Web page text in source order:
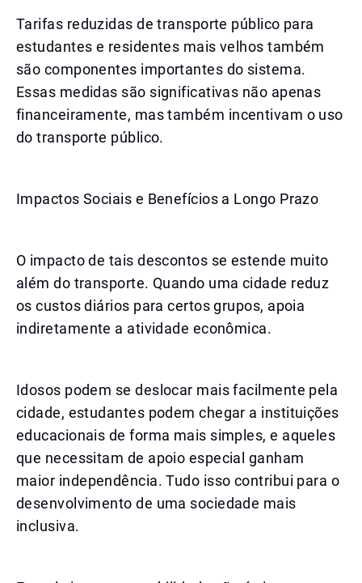
Tarifas reduzidas de transporte público para
estudantes e residentes mais velhos também
são componentes importantes do sistema.
Essas medidas são significativas não apenas
financeiramente, mas também incentivam o uso
do transporte público.
Impactos Sociais e Benefícios a Longo Prazo
O impacto de tais descontos se estende muito
além do transporte. Quando uma cidade reduz
os custos diários para certos grupos, apoia
indiretamente a atividade econômica.
Idosos podem se deslocar mais facilmente pela
cidade, estudantes podem chegar a instituições
educacionais de forma mais simples, e aqueles
que necessitam de apoio especial ganham
maior independência. Tudo isso contribui para o
desenvolvimento de uma sociedade mais
inclusiva.